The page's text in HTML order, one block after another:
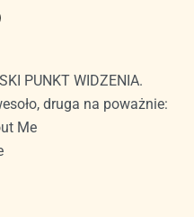
PUNKT WIDZENIA.
druga na poważnie:
Me